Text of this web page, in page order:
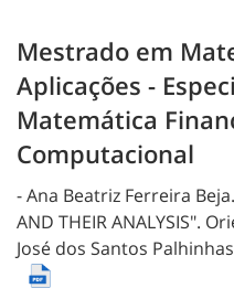
Mestrado em
Aplicações -
Matemática
Computacional
- Ana Beatriz Ferreira Beja.
AND THEIR ANALYSIS".
José dos Santos